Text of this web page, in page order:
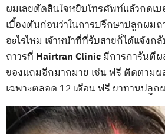
ผมเลยตัดสินใจหยิบโทรศัพท์แล้วกดเบ
เบื้องต้นก่อนว่าในการปรึกษาปลูกผมถ
อะไรไหม เจ้าหน้าที่ที่รับสายก็ได้แจ้งก
ถาวรที่ Hairtran Clinicมีการการันตี
ของแถมอีกมากมาย เช่น ฟรี ติดตา
เฉพาะตลอด 12 เดือน ฟรี ยาทานปลูก